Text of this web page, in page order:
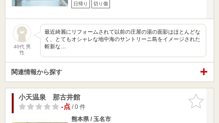
日帰り 切り傷
40代 男
性
最近綺麗にリフォームされて以前の庄屋の湯の面影はほとんどな
く、とてもオシャレな地中海のサントリーニ島をイメージされた
斬新な…
関連情報から探す
お気に入
りに追加
小天温泉 那古井館
-点/ 0 件
熊本県 / 玉名市